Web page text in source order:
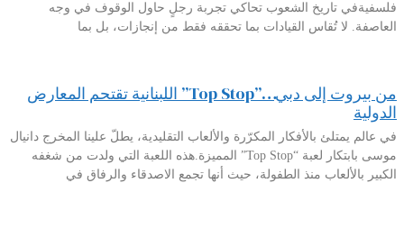
فلسفيةفي تاريخ الشعوب تحاكي تجربة رجلٍ حاول الوقوف في وجه
العاصفة. لا تُقاس القيادات بما تحققه فقط من إنجازات، بل بما
من بيروت إلى دبي…”Top Stop” اللبنانية تقتحم المعارض
الدولية
في عالم يمتلئ بالأفكار المكرّرة والألعاب التقليدية، يطلّ علينا المخرج دانيال
موسى بابتكار لعبة “Top Stop” المميزة.هذه اللعبة التي ولدت من شغفه
الكبير بالألعاب منذ الطفولة، حيث أنها تجمع الاصدقاء والرفاق في